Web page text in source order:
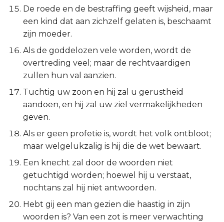
Spreuken 29:24
Spreuken 29:25
Spreuken 29:26
Spreuken 29:27
1 Johannes
2 Johannes
3 Johannes
Judas
Openbaring
De roede en de bestraffing geeft wijsheid, maar
een kind dat aan zichzelf gelaten is, beschaamt
zijn moeder.
Als de goddelozen vele worden, wordt de
overtreding veel; maar de rechtvaardigen
zullen hun val aanzien.
Tuchtig uw zoon en hij zal u gerustheid
aandoen, en hij zal uw ziel vermakelijkheden
geven.
Als er geen profetie is, wordt het volk ontbloot;
maar welgelukzalig is hij die de wet bewaart.
Een knecht zal door de woorden niet
getuchtigd worden; hoewel hij u verstaat,
nochtans zal hij niet antwoorden.
Hebt gij een man gezien die haastig in zijn
woorden is? Van een zot is meer verwachting